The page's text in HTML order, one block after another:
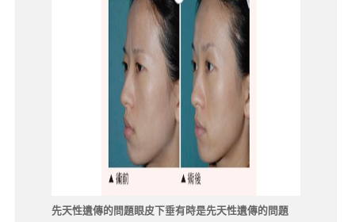
先天性遺傳的問題眼皮下垂有時是先天性遺傳的問題